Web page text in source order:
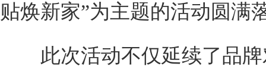
贴焕新家”为主题的活动圆满
此次活动不仅延续了品牌